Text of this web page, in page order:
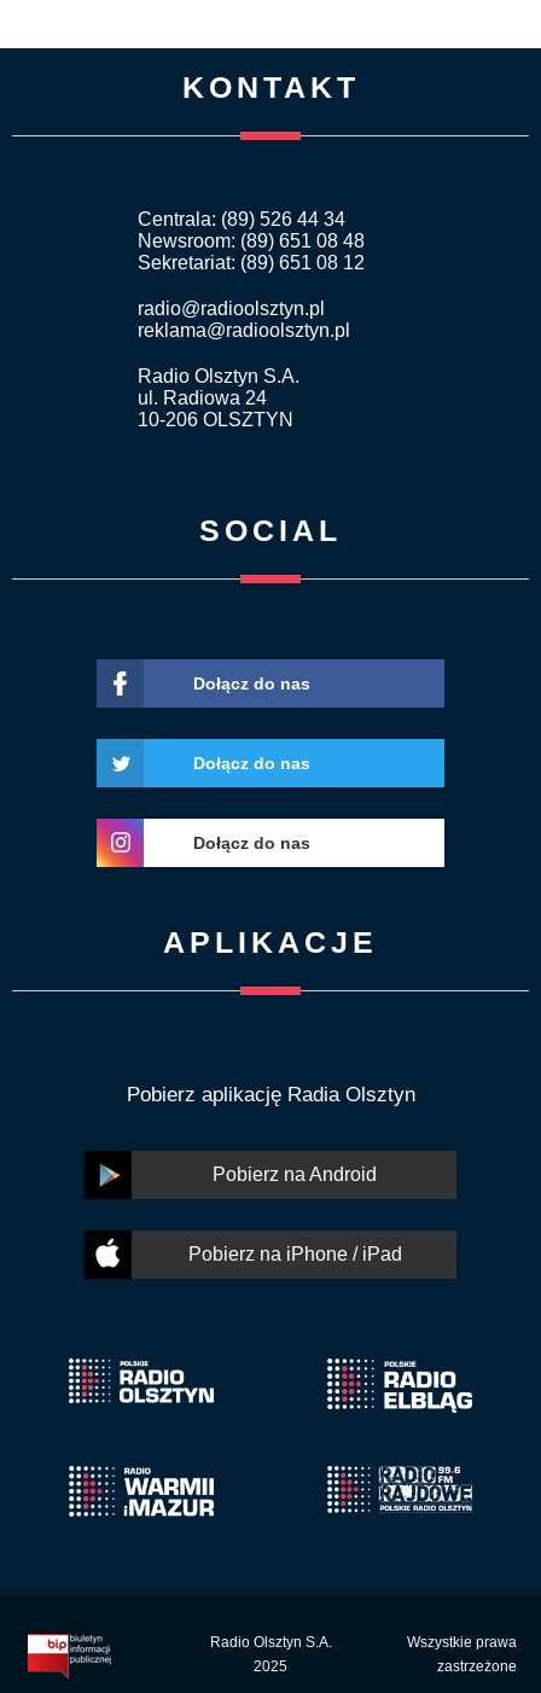
KONTAKT
Centrala: (89) 526 44 34
Newsroom: (89) 651 08 48
Sekretariat: (89) 651 08 12
radio@radioolsztyn.pl
reklama@radioolsztyn.pl
Radio Olsztyn S.A.
ul. Radiowa 24
10-206 OLSZTYN
SOCIAL
Dołącz do nas
Dołącz do nas
Dołącz do nas
APLIKACJE
Pobierz aplikację Radia Olsztyn
Pobierz na Android
Pobierz na iPhone / iPad
Radio Olsztyn S.A.
2025
Wszystkie prawa
zastrzeżone